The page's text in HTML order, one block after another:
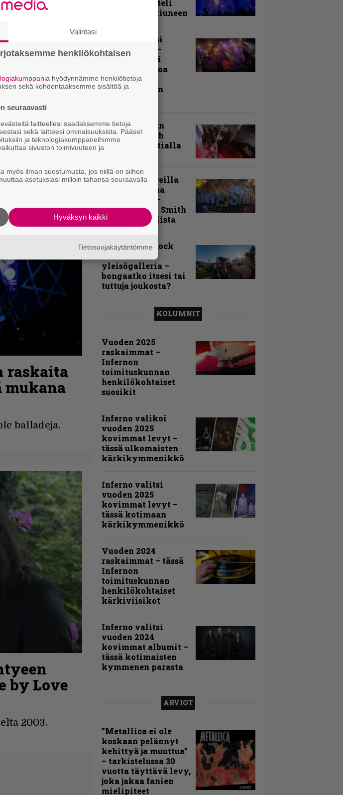
raskaita
mukana
balladeja.
by Love
2003.
Tavastia saatteli
Sepulturan ikiuneen
Rokki Raikasi
Tampereella –
Infernon neljä
väkevää nostoa
festarin
kakkospäivän
Paluu vanhaan
liittoon – Arch
Enemy Tavastialla
”Näillä festareilla
kaikki on aina
kohdallaan” –
raportti John Smith
Rock Festivalista
John Smith Rock
yleisögalleria –
bongaatko itsesi tai
tuttuja joukosta?
KOLUMNIT
Vuoden 2025
raskaimmat –
Infernon
toimituskunnan
henkilökohtaiset
suosikit
Inferno valikoi
vuoden 2025
kovimmat levyt –
tässä ulkomaisten
kärkikymmenikkö
Inferno valitsi
vuoden 2025
kovimmat levyt –
tässä kotimaan
kärkikymmenikkö
Vuoden 2024
raskaimmat – tässä
Infernon
toimituskunnan
henkilökohtaiset
kärkiviisikot
Inferno valitsi
vuoden 2024
kovimmat albumit –
tässä kotimaisten
kymmenen parasta
ARVIOT
”Metallica ei ole
koskaan pelännyt
kehittyä ja muuttua”
– tarkistelussa 30
vuotta täyttävä levy,
joka jakaa fanien
mielipiteet
Valintasi
henkilökohtaisen
hyödynnämme henkilötietoja
sekä kohdentaaksemme sisältöä ja
seuraavasti
laitteellesi saadaksemme tietoja
sekä laitteesi ominaisuuksista. Pääset
ja teknologiakumppaneihimme
sivuston toimivuuteen ja
myös ilman suostumusta, jos niillä on siihen
asetuksiasi milloin tahansa seuraavalla
Hyväksyn kaikki
Tietosuojakäytäntömme